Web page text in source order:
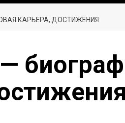
КАРЬЕРА, ДОСТИЖЕНИЯ